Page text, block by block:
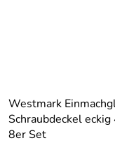
Westmark
Schraubdeckel
8er Set